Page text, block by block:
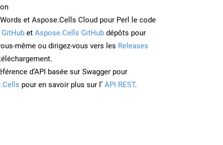
et Aspose.Cells Cloud pour Perl le code
et Aspose.Cells GitHub dépôts pour
même ou dirigez-vous vers les Releases
d’API basée sur Swagger pour
pour en savoir plus sur l’ API REST.